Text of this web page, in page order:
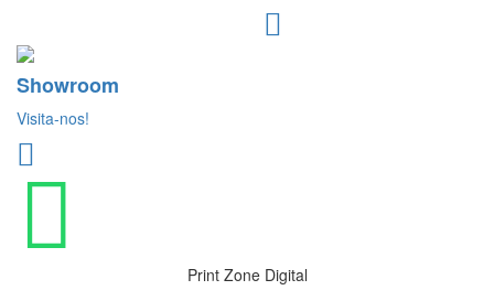
Showroom
Visita-nos!
Print Zone Digital